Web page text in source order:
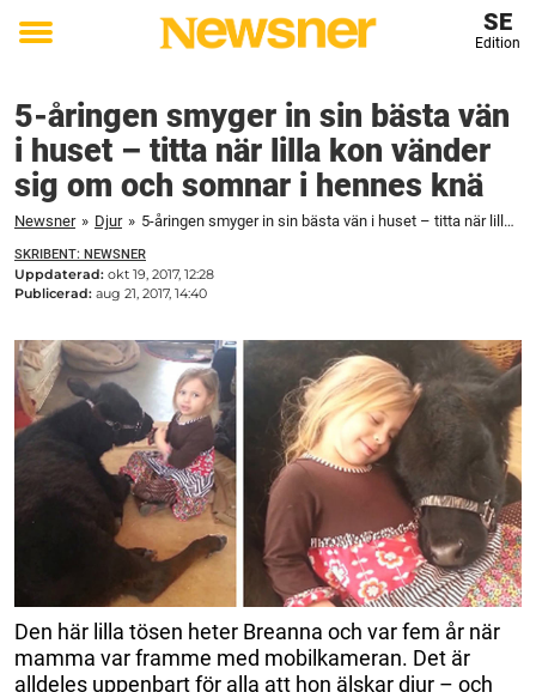
Toggle
SE
Edition
5-åringen smyger in sin bästa vän
i huset – titta när lilla kon vänder
sig om och somnar i hennes knä
Newsner » Djur » 5-åringen smyger in sin bästa vän i huset – titta när lilla kon vänder sig om och somnar i hennes knä
SKRIBENT: NEWSNER
Uppdaterad: okt 19, 2017, 12:28
Publicerad: aug 21, 2017, 14:40
Den här lilla tösen heter Breanna och var fem år när
mamma var framme med mobilkameran. Det är
alldeles uppenbart för alla att hon älskar djur – och